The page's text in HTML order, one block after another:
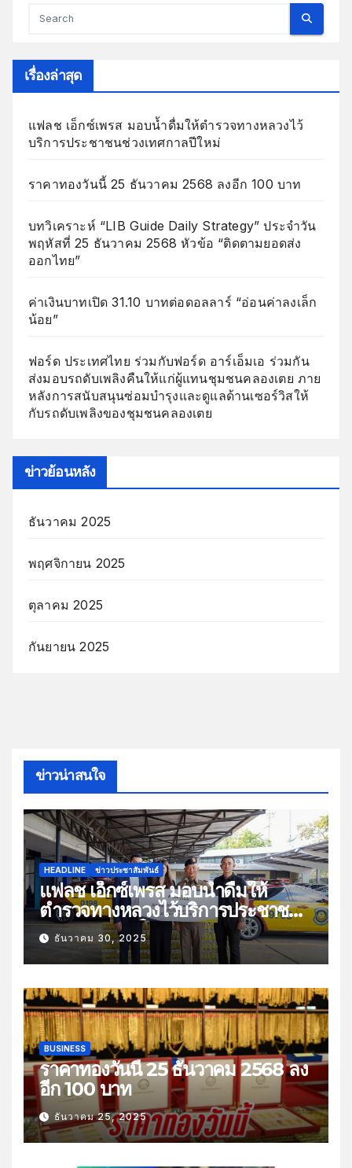
เรื่องล่าสุด
แฟลช เอ็กซ์เพรส มอบน้ำดื่มให้ตำรวจทางหลวงไว้
บริการประชาชนช่วงเทศกาลปีใหม่
ราคาทองวันนี้ 25 ธันวาคม 2568 ลงอีก 100 บาท
บทวิเคราะห์ “LIB Guide Daily Strategy” ประจำวัน
พฤหัสที่ 25 ธันวาคม 2568 หัวข้อ “ติดตามยอดส่ง
ออกไทย”
ค่าเงินบาทเปิด 31.10 บาทต่อดอลลาร์ “อ่อนค่าลงเล็ก
น้อย”
ฟอร์ด ประเทศไทย ร่วมกับฟอร์ด อาร์เอ็มเอ ร่วมกัน
ส่งมอบรถดับเพลิงคืนให้แก่ผู้แทนชุมชนคลองเตย ภาย
หลังการสนับสนุนซ่อมบำรุงและดูแลด้านเซอร์วิสให้
กับรถดับเพลิงของชุมชนคลองเตย
ข่าวย้อนหลัง
ธันวาคม 2025
พฤศจิกายน 2025
ตุลาคม 2025
กันยายน 2025
ข่าวน่าสนใจ
HEADLINE ข่าวประชาสัมพันธ์
แฟลช เอ็กซ์เพรส มอบน้ำดื่มให้
ตำรวจทางหลวงไว้บริการประชาชน
ช่วงเทศกาลปีใหม่
ธันวาคม 30, 2025
BUSINESS
ราคาทองวันนี้ 25 ธันวาคม 2568 ลง
อีก 100 บาท
ธันวาคม 25, 2025